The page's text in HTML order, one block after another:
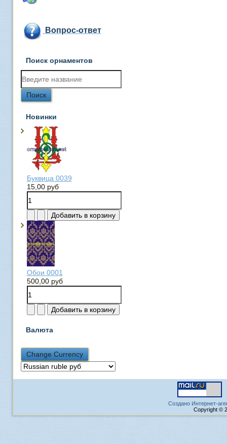
Вопрос-ответ
Поиск орнаментов
Новинки
Буквица 0039
15,00 руб
Обои 0001
500,00 руб
Валюта
Создано Интернет-
Copyright ©